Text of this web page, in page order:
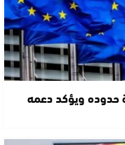
حدوده ويؤكد دعمه